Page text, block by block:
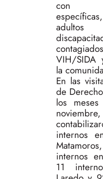
con
VIH/SIDA
la
En las
de
los
internos
internos
11